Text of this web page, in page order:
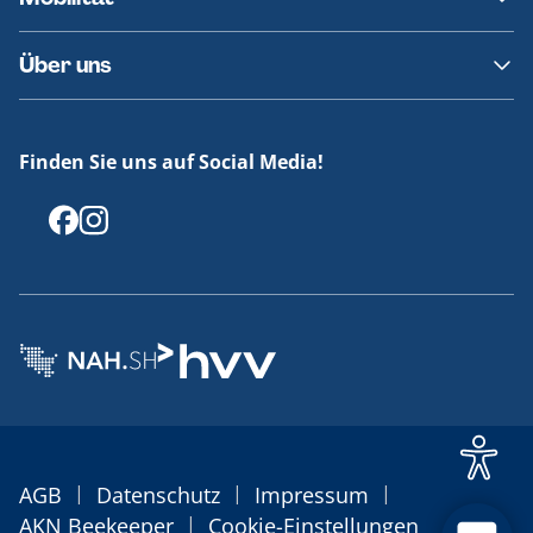
Fundsachen
Häufige Fragen
Barrierefreies Reisen
Erklärung Barrierefreiheit
Über uns
Offenlegungen
Finden Sie uns auf Social Media!
AGB | Datenschutz | Impressum |
AKN Beekeeper | Cookie-Einstellungen